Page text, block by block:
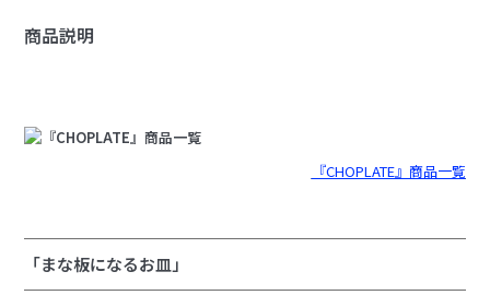
商品説明
『CHOPLATE』商品一覧
「まな板になるお皿」